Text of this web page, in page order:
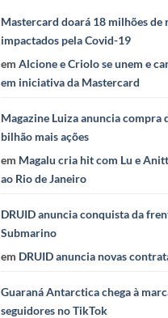
Mastercard doará 18 milhões de
impactados pela Covid-19
emAlcione e Criolo se unem e
em iniciativa da Mastercard
Magazine Luiza anuncia compra
bilhão mais ações
em Magalu cria hit com Lu e
ao Rio de Janeiro
DRUID anuncia conquista da
Submarino
em DRUID anuncia novas
Guaraná Antarctica chega à
seguidores no TikTok